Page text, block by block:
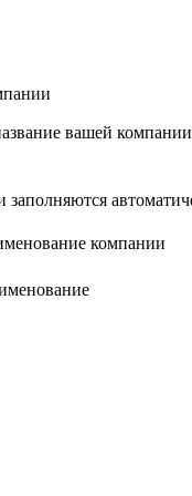
вашей компании
компании